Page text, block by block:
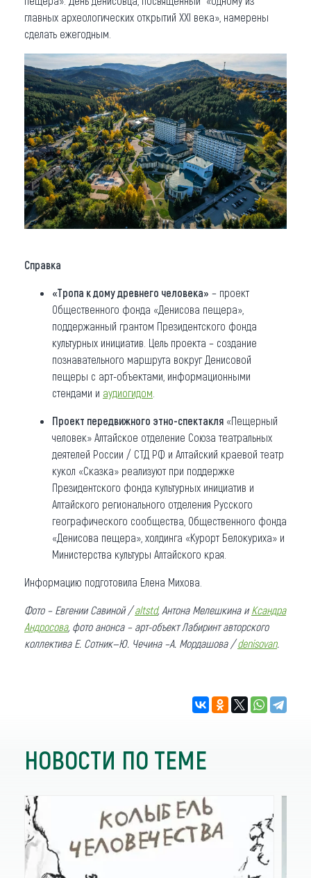
главных археологических открытий XXI века», намерены
сделать ежегодным.
Справка
«Тропа к дому древнего человека» – проект
Общественного фонда «Денисова пещера»,
поддержанный грантом Президентского фонда
культурных инициатив. Цель проекта – создание
познавательного маршрута вокруг Денисовой
пещеры с арт-объектами, информационными
стендами и аудиогидом
Проект передвижного этно-спектакля «Пещерный
человек» Алтайское отделение Союза театральных
деятелей России / СТД РФ и Алтайский краевой театр
кукол «Сказка» реализуют при поддержке
Президентского фонда культурных инициатив и
Алтайского регионального отделения Русского
географического сообщества, Общественного фонда
«Денисова пещера», холдинга «Курорт Белокуриха» и
Министерства культуры Алтайского края.
Информацию подготовила Елена Михова.
Фото – Евгении Савиной /altstd, Антона Мелешкинаи Ксандра
Андросова, фото анонса – арт-объект Лабиринт авторского
коллектива Е. Сотник—Ю. Чечина –А. Мордашова /denisovan.
НОВОСТИ ПО ТЕМЕ